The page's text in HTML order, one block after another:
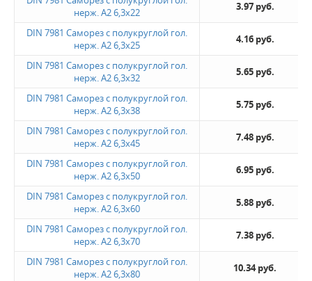
нерж. А2 6,3х22
3.97 руб.
DIN 7981 Саморез с полукруглой гол.
нерж. А2 6,3х25
4.16 руб.
DIN 7981 Саморез с полукруглой гол.
нерж. А2 6,3х32
5.65 руб.
DIN 7981 Саморез с полукруглой гол.
нерж. А2 6,3х38
5.75 руб.
DIN 7981 Саморез с полукруглой гол.
нерж. А2 6,3х45
7.48 руб.
DIN 7981 Саморез с полукруглой гол.
нерж. А2 6,3х50
6.95 руб.
DIN 7981 Саморез с полукруглой гол.
нерж. А2 6,3х60
5.88 руб.
DIN 7981 Саморез с полукруглой гол.
нерж. А2 6,3х70
7.38 руб.
DIN 7981 Саморез с полукруглой гол.
нерж. А2 6,3х80
10.34 руб.